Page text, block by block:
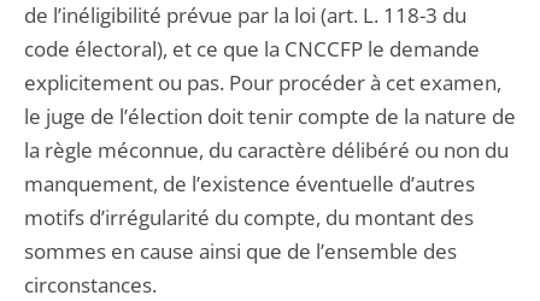
de l’inéligibilité prévue par la loi (art. L. 118-3 du
code électoral), et ce que la CNCCFP le demande
explicitement ou pas. Pour procéder à cet examen,
le juge de l’élection doit tenir compte de la nature de
la règle méconnue, du caractère délibéré ou non du
manquement, de l’existence éventuelle d’autres
motifs d’irrégularité du compte, du montant des
sommes en cause ainsi que de l’ensemble des
circonstances.